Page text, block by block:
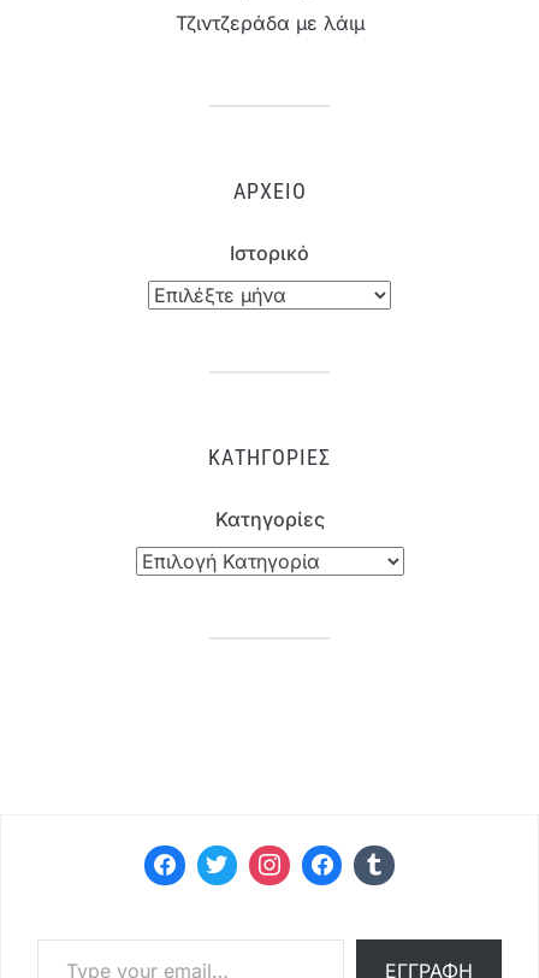
Τζιντζεράδα με λάιμ
ΑΡΧΕΊΟ
Ιστορικό
ΚΑΤΗΓΟΡΊΕΣ
Κατηγορίες
Type your email…
ΕΓΓΡΑΦΉ